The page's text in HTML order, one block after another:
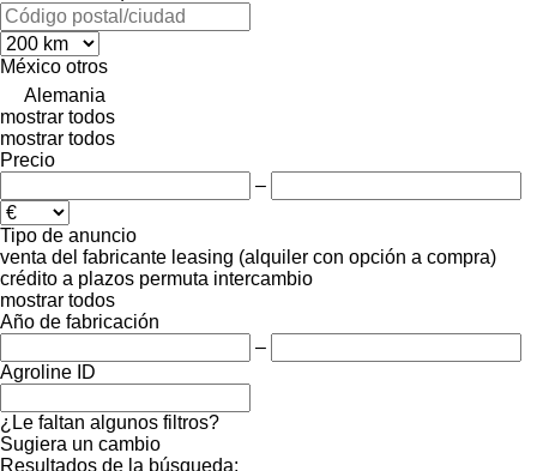
México otros
Alemania
mostrar todos
mostrar todos
Precio
–
Tipo de anuncio
venta del fabricante leasing (alquiler con opción a compra)
crédito a plazos permuta intercambio
mostrar todos
Año de fabricación
–
Agroline ID
¿Le faltan algunos filtros?
Sugiera un cambio
Resultados de la búsqueda: